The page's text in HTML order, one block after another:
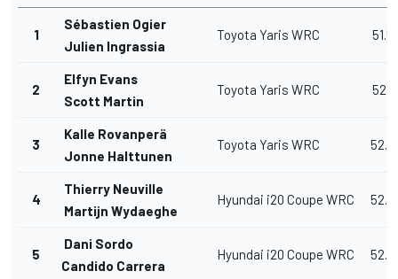
1
Sébastien Ogier
Julien Ingrassia
Toyota Yaris WRC
2
Elfyn Evans
Scott Martin
Toyota Yaris WRC
3
Kalle Rovanperä
Jonne Halttunen
Toyota Yaris WRC
4
Thierry Neuville
Martijn Wydaeghe
Hyundai i20 Coupe WRC
5
Dani Sordo
Candido Carrera
Hyundai i20 Coupe WRC